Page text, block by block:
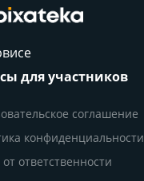
для участников
соглашение
конфиденциальности
ответственности